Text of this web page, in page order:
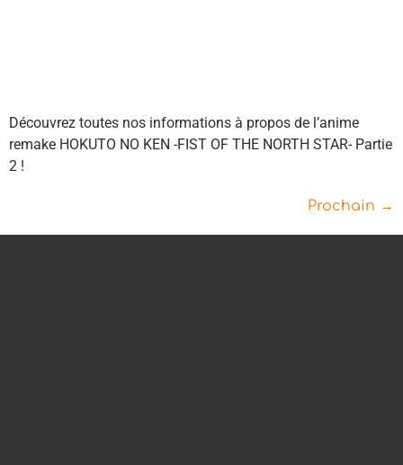
Découvrez toutes nos informations à propos de l’anime
remake HOKUTO NO KEN -FIST OF THE NORTH STAR- Partie
2 !
Prochain →